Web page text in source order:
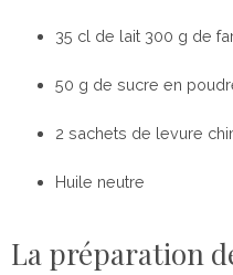
35 cl de lait 300 g de
50 g de sucre en
2 sachets de levure
Huile neutre
La préparation